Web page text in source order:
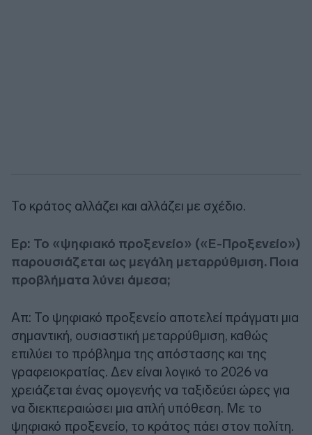
Το κράτος αλλάζει και αλλάζει με σχέδιο.
Ερ: Το «ψηφιακό προξενείο» («E-Προξενείο»)
παρουσιάζεται ως μεγάλη μεταρρύθμιση. Ποια
προβλήματα λύνει άμεσα;
Απ: Το ψηφιακό προξενείο αποτελεί πράγματι μια
σημαντική, ουσιαστική μεταρρύθμιση, καθώς
επιλύει το πρόβλημα της απόστασης και της
γραφειοκρατίας. Δεν είναι λογικό το 2026 να
χρειάζεται ένας ομογενής να ταξιδεύει ώρες για
να διεκπεραιώσει μια απλή υπόθεση. Με το
ψηφιακό προξενείο, το κράτος πάει στον πολίτη.